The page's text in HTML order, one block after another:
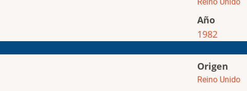
Reino Unido
Año
1982
Origen
Reino Unido